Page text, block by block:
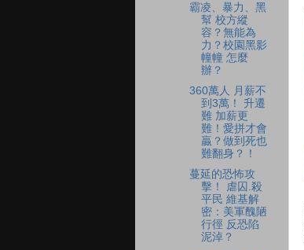
霸凌、暴力、黑
幫 校方縱
容？無能為
力？校園黑影
幢幢 怎麼
辦？
360萬人 月薪不
到3萬！ 升遷
難 加薪更
難！愛拼才會
贏？做到死也
難翻身？！
蔓延的恐怖攻
擊！ 虐囚.殺
平民 維基解
密：美軍醜陋
行徑 反恐陷
泥淖？